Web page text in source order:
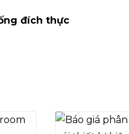
đích thực